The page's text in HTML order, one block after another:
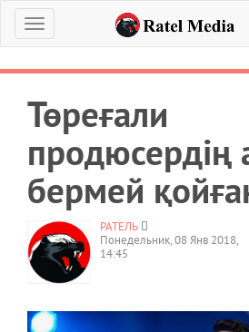
Меню
Төреғали
продюсердің
бермей
РАТЕЛЬ
Понедельник, 08 Янв 2018,
14:45